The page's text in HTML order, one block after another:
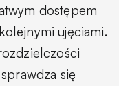
dostępem
ujęciami.
się